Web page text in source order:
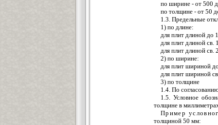
по ширине - от 500
по толщине - от 50
1.3. Предельные
1) по длине:
для плит длиной
для плит длиной
для плит
2) по ширине:
для плит
для плит
3) по
1.4. По
1.5. Условное
толщине в
Пример
толщиной 50 мм: